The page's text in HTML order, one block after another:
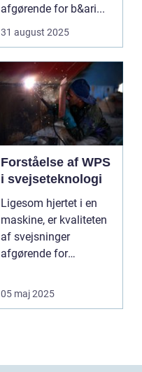
afgørende for b&ari...
31 august 2025
Forståelse af WPS
i svejseteknologi
Ligesom hjertet i en
maskine, er kvaliteten
af svejsninger
afgørende for
05 maj 2025